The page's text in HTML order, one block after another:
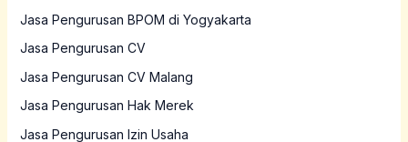
Jasa Pengurusan BPOM di Yogyakarta
Jasa Pengurusan CV
Jasa Pengurusan CV Malang
Jasa Pengurusan Hak Merek
Jasa Pengurusan Izin Usaha